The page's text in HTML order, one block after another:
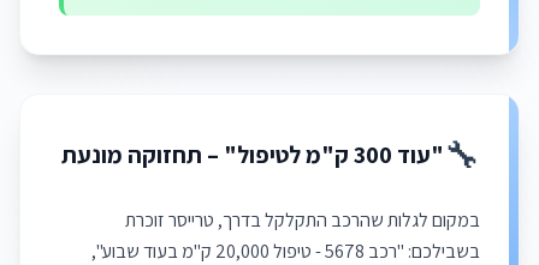
🔧"עוד 300 ק"מ לטיפול" – תחזוקה מונעת
במקום לגלות שהרכב התקלקל בדרך, טרייסר זוכרת
בשבילכם: "רכב 5678 - טיפול 20,000 ק"מ בעוד שבוע",